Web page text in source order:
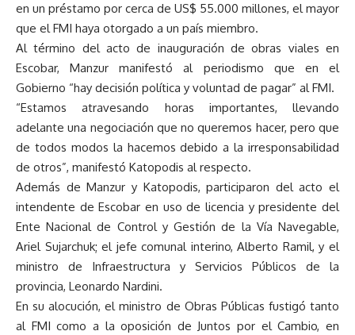
en un préstamo por cerca de US$ 55.000 millones, el mayor
que el FMI haya otorgado a un país miembro.
Al término del acto de inauguración de obras viales en
Escobar, Manzur manifestó al periodismo que en el
Gobierno “hay decisión política y voluntad de pagar” al FMI.
“Estamos atravesando horas importantes, llevando
adelante una negociación que no queremos hacer, pero que
de todos modos la hacemos debido a la irresponsabilidad
de otros”, manifestó Katopodis al respecto.
Además de Manzur y Katopodis, participaron del acto el
intendente de Escobar en uso de licencia y presidente del
Ente Nacional de Control y Gestión de la Vía Navegable,
Ariel Sujarchuk; el jefe comunal interino, Alberto Ramil, y el
ministro de Infraestructura y Servicios Públicos de la
provincia, Leonardo Nardini.
En su alocución, el ministro de Obras Públicas fustigó tanto
al FMI como a la oposición de Juntos por el Cambio, en